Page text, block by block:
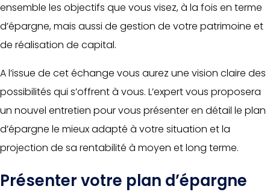
ensemble les objectifs que vous visez, à la fois en terme
d’épargne, mais aussi de gestion de votre patrimoine et
de réalisation de capital.
A l’issue de cet échange vous aurez une vision claire des
possibilités qui s’offrent à vous. L’expert vous proposera
un nouvel entretien pour vous présenter en détail le plan
d’épargne le mieux adapté à votre situation et la
projection de sa rentabilité à moyen et long terme.
Présenter votre plan d’épargne